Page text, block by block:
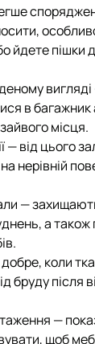
йдете пішки
в багажник
місця.
— від цього
нерівній
—
а
коли
бруду після
—
щоб